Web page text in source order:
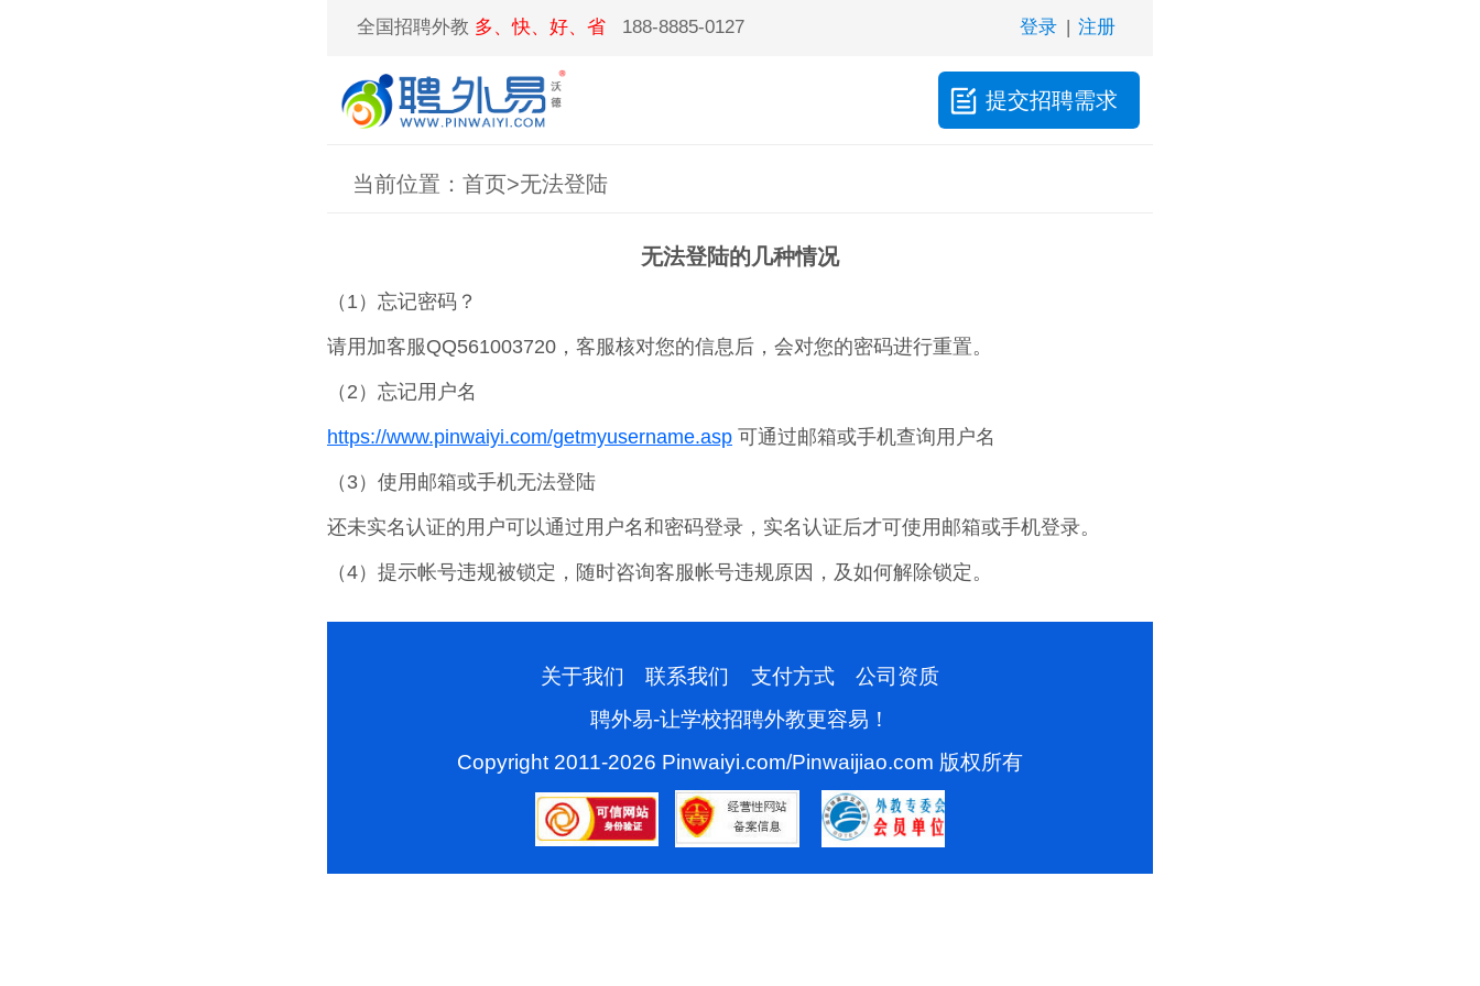
全国招聘外教 多、快、好、省188-8885-0127 登录 | 注册
提交招聘需求
当前位置： 首页>无法登陆
无法登陆的几种情况
（1）忘记密码？
请用加客服QQ561003720，客服核对您的信息后，会对您的密码进行重置。
（2）忘记用户名
https://www.pinwaiyi.com/getmyusername.asp 可通过邮箱或手机查询用户名
（3）使用邮箱或手机无法登陆
还未实名认证的用户可以通过用户名和密码登录，实名认证后才可使用邮箱或手机登录。
（4）提示帐号违规被锁定，随时咨询客服帐号违规原因，及如何解除锁定。
关于我们 联系我们 支付方式
公司资质
聘外易-让学校招聘外教更容易！
Copyright 2011-2026 Pinwaiyi.com/Pinwaijiao.com 版权所有